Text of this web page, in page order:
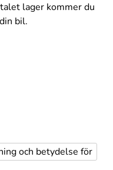
lager kommer du
bil.